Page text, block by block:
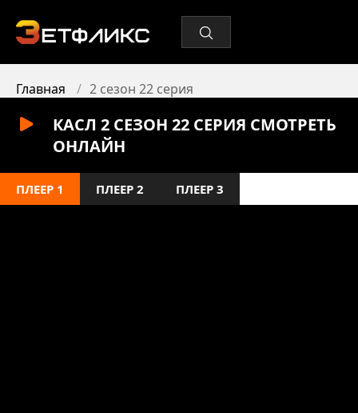
Главная 2 сезон 22 серия
КАСЛ 2 СЕЗОН 22 СЕРИЯ СМОТРЕТЬ
ОНЛАЙН
ПЛЕЕР 1 ПЛЕЕР 2 ПЛЕЕР 3